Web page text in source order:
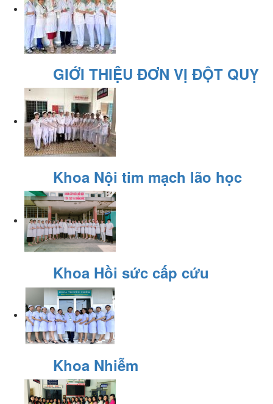
GIỚI THIỆU ĐƠN VỊ ĐỘT QUỴ
Khoa Nội tim mạch lão học
Khoa Hồi sức cấp cứu
Khoa Nhiễm